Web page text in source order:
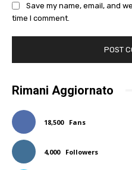
Save my name, email, and
time I comment.
Rimani Aggiornato
18,500 Fans
4,000 Followers